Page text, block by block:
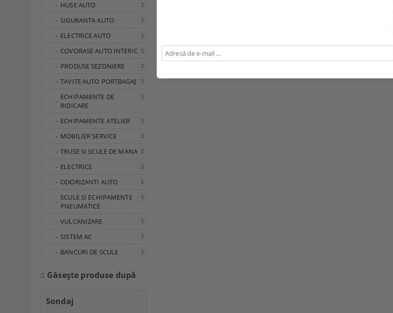
HUSE AUTO
SIGURANTA AUTO
ELECTRICE AUTO
COVORASE AUTO INTERIOR
PRODUSE SEZONIERE
TAVITE AUTO PORTBAGAJ
ECHIPAMENTE DE
RIDICARE
ECHIPAMENTE ATELIER
MOBILIER SERVICE
TRUSE SI SCULE DE MANA
ELECTRICE
ODORIZANTI AUTO
SCULE SI ECHIPAMENTE
PNEUMATICE
VULCANIZARE
SISTEM AC
BANCURI DE SCULE
Găseşte produse după
Sondaj